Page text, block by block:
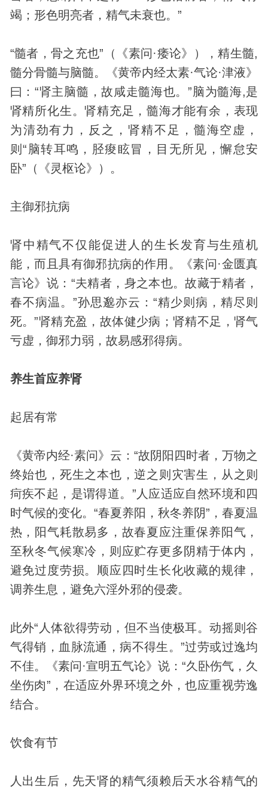
竭；形色明亮者，精气未衰也。”
“髓者，骨之充也”（《素问·痿论》），精生髓,
髓分骨髓与脑髓。《黄帝内经太素·气论·津液》
曰：“肾主脑髓，故咸走髓海也。”脑为髓海,是
肾精所化生。肾精充足，髓海才能有余，表现
为清劲有力，反之，肾精不足，髓海空虚，
则“脑转耳鸣，胫痠眩冒，目无所见，懈怠安
卧”（《灵枢论》）。
主御邪抗病
肾中精气不仅能促进人的生长发育与生殖机
能，而且具有御邪抗病的作用。《素问·金匮真
言论》说：“夫精者，身之本也。故藏于精者，
春不病温。”孙思邈亦云：“精少则病，精尽则
死。”肾精充盈，故体健少病；肾精不足，肾气
亏虚，御邪力弱，故易感邪得病。
养生首应养肾
起居有常
《黄帝内经·素问》云：“故阴阳四时者，万物之
终始也，死生之本也，逆之则灾害生，从之则
疴疾不起，是谓得道。”人应适应自然环境和四
时气候的变化。“春夏养阳，秋冬养阴”，春夏温
热，阳气耗散易多，故春夏应注重保养阳气，
至秋冬气候寒冷，则应贮存更多阴精于体内，
避免过度劳损。顺应四时生长化收藏的规律，
调养生息，避免六淫外邪的侵袭。
此外“人体欲得劳动，但不当使极耳。动摇则谷
气得销，血脉流通，病不得生。”过劳或过逸均
不佳。《素问·宣明五气论》说：“久卧伤气，久
坐伤肉”，在适应外界环境之外，也应重视劳逸
结合。
饮食有节
人出生后，先天肾的精气须赖后天水谷精气的